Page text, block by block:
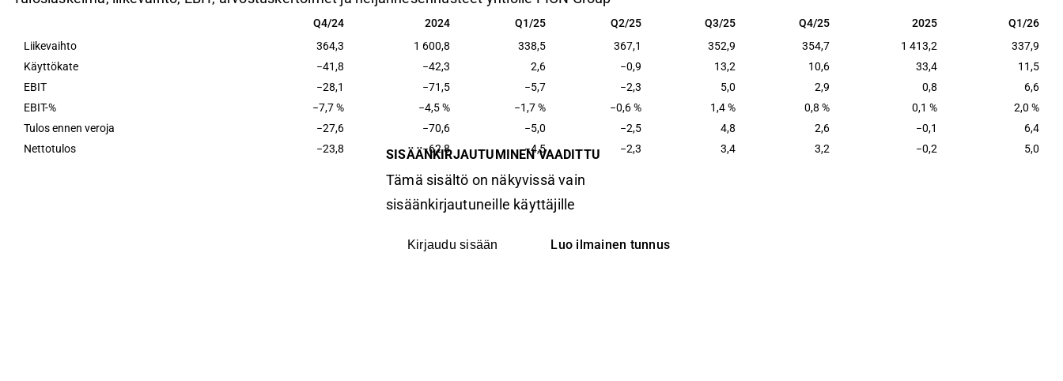
Q4/24 2024 Q1/25 Q2/25 Q3/25 Q4/25 2025 Q1/26
Q4/24 2024 Q1/25 Q2/25 Q3/25 Q4/25 2025
Q1/26
Liikevaihto
364,3 1 600,8 338,5 367,1 352,9 354,7 1 413,2
337,9
Käyttökate
−41,8 −42,3 2,6 −0,9 13,2 10,6 33,4
11,5
EBIT
−28,1 −71,5 −5,7 −2,3 5,0 2,9 0,8
6,6
EBIT-%
−7,7 % −4,5 % −1,7 % −0,6 % 1,4 % 0,8 % 0,1 %
2,0 %
Tulos ennen veroja
−27,6 −70,6 −5,0 −2,5 4,8 2,6 −0,1
6,4
Nettotulos
−23,8 −62,8 −4,5 −2,3 3,4 3,2 −0,2 5,0
SISÄÄNKIRJAUTUMINEN VAADITTU
Tämä sisältö on näkyvissä vain
sisäänkirjautuneille käyttäjille
Kirjaudu sisään Luo ilmainen tunnus